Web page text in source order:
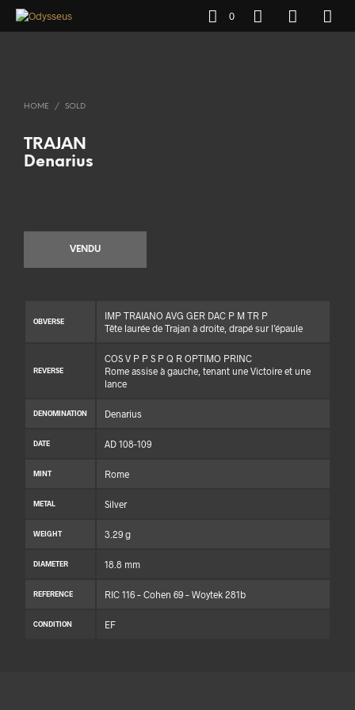
0
HOME / SOLD
TRAJAN
Denarius
VENDU
OBVERSE
IMP TRAIANO AVG GER DAC P M TR P
Tête laurée de Trajan à droite, drapé sur l’épaule
REVERSE
COS V P P S P Q R OPTIMO PRINC
Rome assise à gauche, tenant une Victoire et une
lance
DENOMINATION Denarius
DATE AD 108-109
MINT Rome
METAL Silver
WEIGHT 3.29 g
DIAMETER 18.8 mm
REFERENCE RIC 116 – Cohen 69 – Woytek 281b
CONDITION EF